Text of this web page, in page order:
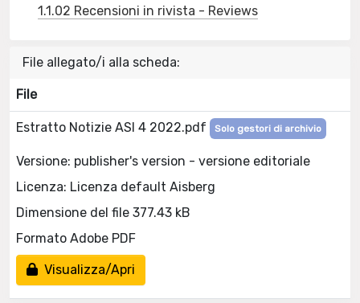
1.1.02 Recensioni in rivista - Reviews
File allegato/i alla scheda:
File
Estratto Notizie ASI 4 2022.pdf Solo gestori di archivio
Versione: publisher's version - versione editoriale
Licenza: Licenza default Aisberg
Dimensione del file 377.43 kB
Formato Adobe PDF
Visualizza/Apri